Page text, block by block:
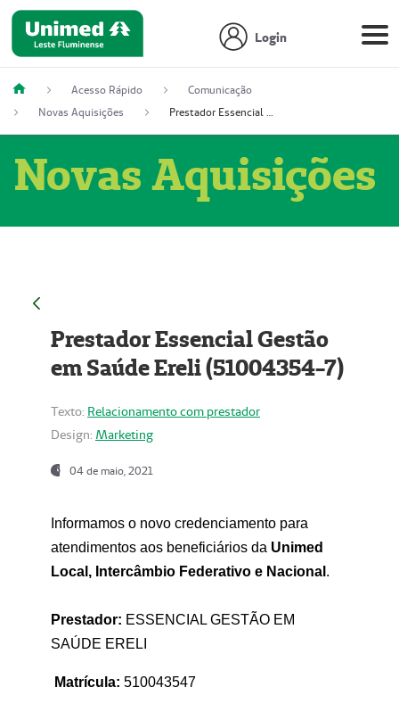
Login
Acesso Rápido
Comunicação
Novas Aquisições
Prestador Essencial Gestão em Saúde Ereli (51004354-7)
Novas Aquisições
Prestador Essencial Gestão
em Saúde Ereli (51004354-7)
Texto: Relacionamento com prestador
Design: Marketing
04 de maio, 2021
Informamos o novo credenciamento para
atendimentos aos beneficiários da Unimed
Local, Intercâmbio Federativo e Nacional .
Prestador: ESSENCIAL GESTÃO EM
SAÚDE ERELI
Matrícula: 510043547